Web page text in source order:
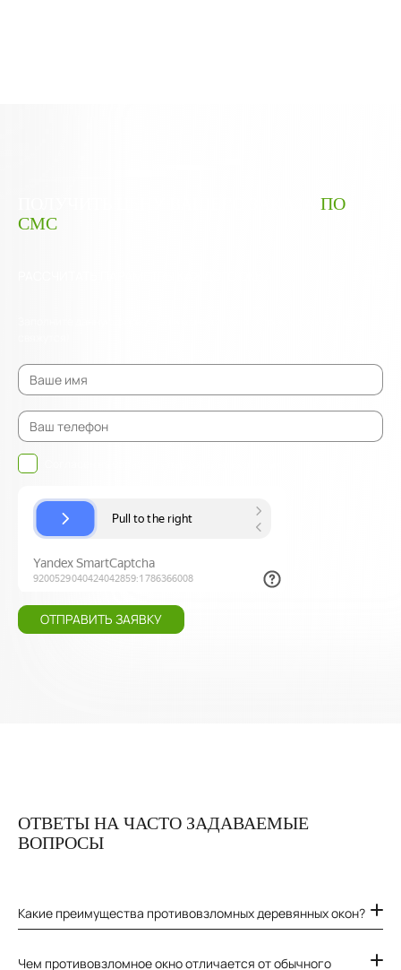
ПО
СМС
ОТПРАВИТЬ ЗАЯВКУ
ОТВЕТЫ НА ЧАСТО ЗАДАВАЕМЫЕ
ВОПРОСЫ
Какие преимущества противовзломных деревянных окон?
Чем противовзломное окно отличается от обычного